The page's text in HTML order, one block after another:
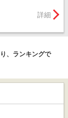
詳細
、ランキングで